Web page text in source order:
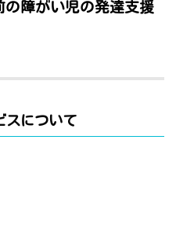
の障がい児の発達支援
スについて